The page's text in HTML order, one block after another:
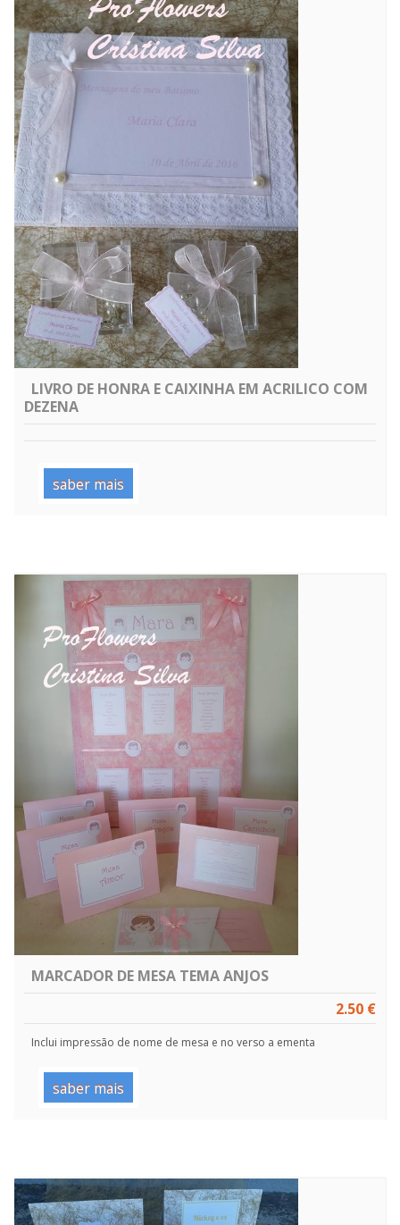
LIVRO DE HONRA E CAIXINHA EM ACRILICO COM
DEZENA
saber mais
MARCADOR DE MESA TEMA ANJOS
2.50 €
Inclui impressão de nome de mesa e no verso a ementa
saber mais